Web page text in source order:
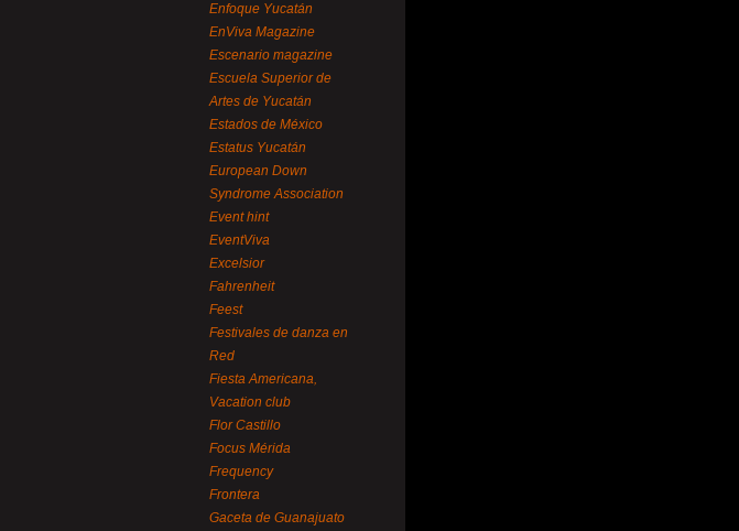
Enfoque Yucatán
EnViva Magazine
Escenario magazine
Escuela Superior de
Artes de Yucatán
Estados de México
Estatus Yucatán
European Down
Syndrome Association
Event hint
EventViva
Excelsior
Fahrenheit
Feest
Festivales de danza en
Red
Fiesta Americana,
Vacation club
Flor Castillo
Focus Mérida
Frequency
Frontera
Gaceta de Guanajuato